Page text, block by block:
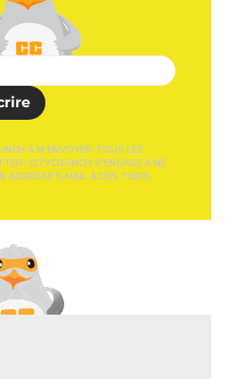
À M'ENVOYER TOUS LES
CITYCRUNCH S'ENGAGE À NE
ADRESSE E-MAIL À DES TIERS.